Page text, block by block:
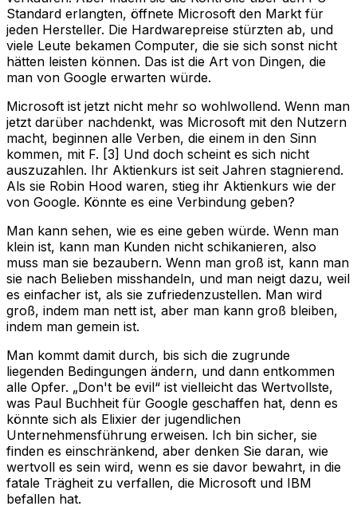
Standard erlangten, öffnete Microsoft den Markt für
jeden Hersteller. Die Hardwarepreise stürzten ab, und
viele Leute bekamen Computer, die sie sich sonst nicht
hätten leisten können. Das ist die Art von Dingen, die
man von Google erwarten würde.
Microsoft ist jetzt nicht mehr so wohlwollend. Wenn man
jetzt darüber nachdenkt, was Microsoft mit den Nutzern
macht, beginnen alle Verben, die einem in den Sinn
kommen, mit F. [3] Und doch scheint es sich nicht
auszuzahlen. Ihr Aktienkurs ist seit Jahren stagnierend.
Als sie Robin Hood waren, stieg ihr Aktienkurs wie der
von Google. Könnte es eine Verbindung geben?
Man kann sehen, wie es eine geben würde. Wenn man
klein ist, kann man Kunden nicht schikanieren, also
muss man sie bezaubern. Wenn man groß ist, kann man
sie nach Belieben misshandeln, und man neigt dazu, weil
es einfacher ist, als sie zufriedenzustellen. Man wird
groß, indem man nett ist, aber man kann groß bleiben,
indem man gemein ist.
Man kommt damit durch, bis sich die zugrunde
liegenden Bedingungen ändern, und dann entkommen
alle Opfer. „Don't be evil“ ist vielleicht das Wertvollste,
was Paul Buchheit für Google geschaffen hat, denn es
könnte sich als Elixier der jugendlichen
Unternehmensführung erweisen. Ich bin sicher, sie
finden es einschränkend, aber denken Sie daran, wie
wertvoll es sein wird, wenn es sie davor bewahrt, in die
fatale Trägheit zu verfallen, die Microsoft und IBM
befallen hat.